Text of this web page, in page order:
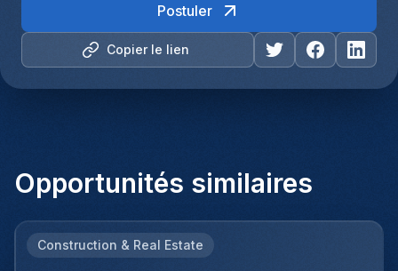
Copier le lien
Postuler
Opportunités similaires
Construction & Real Estate